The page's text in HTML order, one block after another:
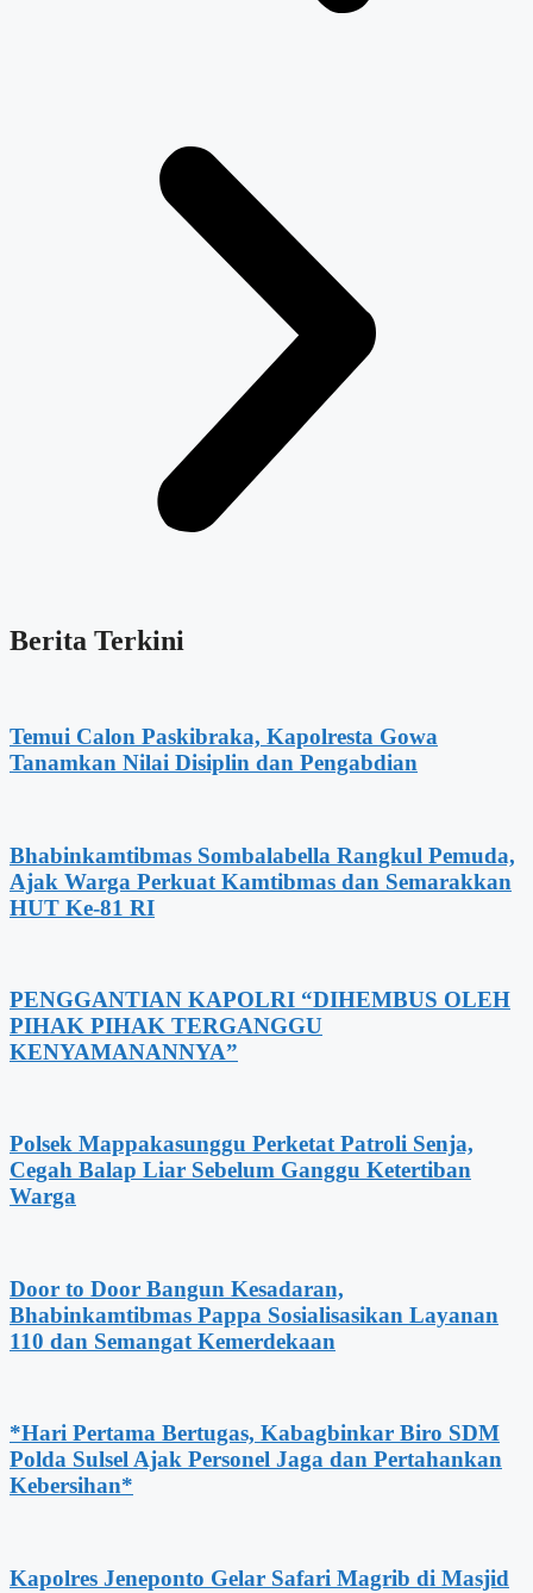
Berita Terkini
Temui Calon Paskibraka, Kapolresta Gowa
Tanamkan Nilai Disiplin dan Pengabdian
Bhabinkamtibmas Sombalabella Rangkul Pemuda,
Ajak Warga Perkuat Kamtibmas dan Semarakkan
HUT Ke-81 RI
PENGGANTIAN KAPOLRI “DIHEMBUS OLEH
PIHAK PIHAK TERGANGGU
KENYAMANANNYA”
Polsek Mappakasunggu Perketat Patroli Senja,
Cegah Balap Liar Sebelum Ganggu Ketertiban
Warga
Door to Door Bangun Kesadaran,
Bhabinkamtibmas Pappa Sosialisasikan Layanan
110 dan Semangat Kemerdekaan
*Hari Pertama Bertugas, Kabagbinkar Biro SDM
Polda Sulsel Ajak Personel Jaga dan Pertahankan
Kebersihan*
Kapolres Jeneponto Gelar Safari Magrib di Masjid